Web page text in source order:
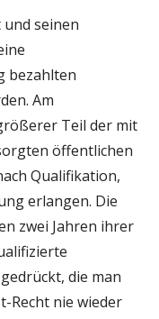
seinen
bezahlten
Am
Teil der mit
öffentlichen
Qualifikation,
erlangen. Die
zwei Jahren ihrer
die man
Recht nie wieder